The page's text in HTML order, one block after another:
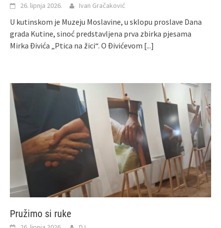
26. lipnja 2026. Ivan Gračaković
U kutinskom je Muzeju Moslavine, u sklopu proslave Dana
grada Kutine, sinoć predstavljena prva zbirka pjesama
Mirka Đivića „Ptica na žici“. O Đivićevom [...]
Pružimo si ruke